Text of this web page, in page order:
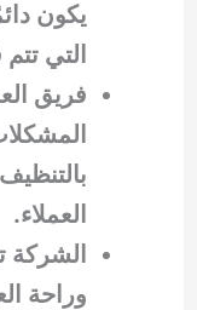
يكون
التي
فريق
العملاء.
الشركة
وراحة